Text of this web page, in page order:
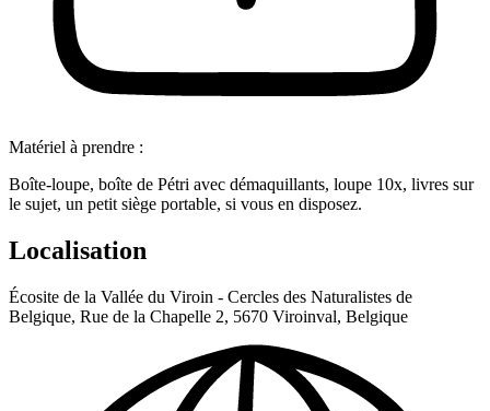
Matériel à prendre :
Boîte-loupe, boîte de Pétri avec démaquillants, loupe 10x, livres sur
le sujet, un petit siège portable, si vous en disposez.
Localisation
Écosite de la Vallée du Viroin - Cercles des Naturalistes de
Belgique, Rue de la Chapelle 2, 5670 Viroinval, Belgique